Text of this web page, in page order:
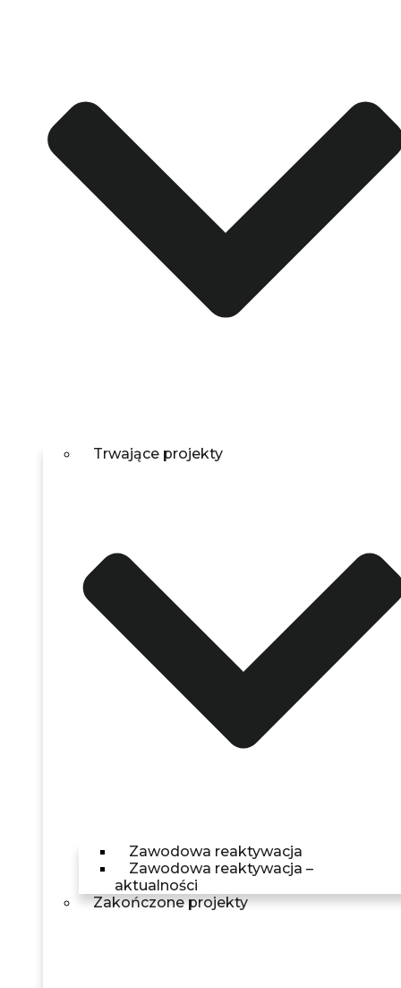
Trwające projekty
Zawodowa reaktywacja
Zawodowa reaktywacja –
aktualności
Zakończone projekty